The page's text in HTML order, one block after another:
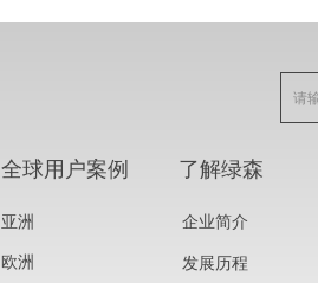
了解绿森
企业简介
发展历程
全球用户案例
亚洲
欧洲